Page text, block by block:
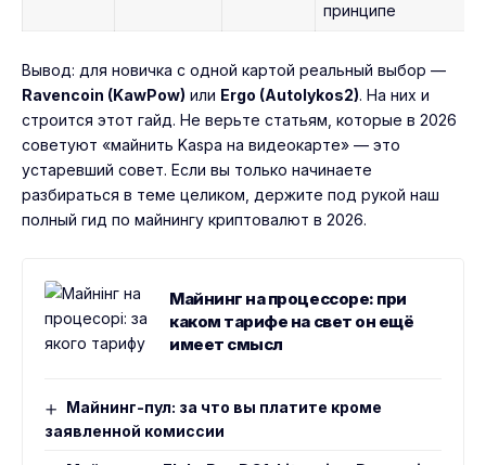
принципе
Вывод: для новичка с одной картой реальный выбор —
Ravencoin (KawPow) или Ergo (Autolykos2). На них и
строится этот гайд. Не верьте статьям, которые в 2026
советуют «майнить Kaspa на видеокарте» — это
устаревший совет. Если вы только начинаете
разбираться в теме целиком, держите под рукой наш
полный гид по майнингу криптовалют в 2026.
Майнинг на процессоре: при
каком тарифе на свет он ещё
имеет смысл
Майнинг-пул: за что вы платите кроме
заявленной комиссии